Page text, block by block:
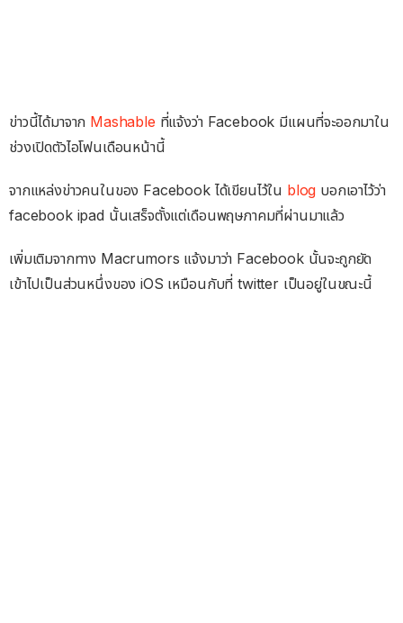
ข่าวนี้ได้มาจาก Mashable ที่แจ้งว่า Facebook มีแผนที่จะออกมาใน
ช่วงเปิดตัวไอโฟนเดือนหน้านี้
จากแหล่งข่าวคนในของ Facebook ได้เขียนไว้ใน blog บอกเอาไว้ว่า
facebook ipad นั้นเสร็จตั้งแต่เดือนพฤษภาคมที่ผ่านมาแล้ว
เพิ่มเติมจากทาง Macrumors แจ้งมาว่า Facebook นั้นจะถูกยัด
เข้าไปเป็นส่วนหนึ่งของ iOS เหมือนกับที่ twitter เป็นอยู่ในขณะนี้